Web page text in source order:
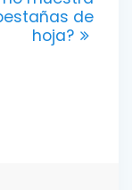
de
hoja?